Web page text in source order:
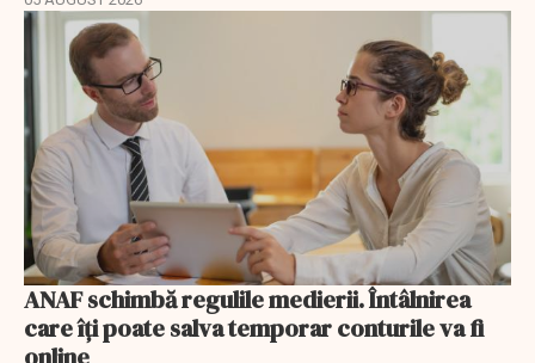
ANAF schimbă regulile medierii. Întâlnirea
care îți poate salva temporar conturile va fi